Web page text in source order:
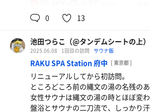
帰りは御殿場から山中湖経由で。
問。
バイク駐輪スペースが明確にないので
スに駐車。
ウッドデッキにちょっとした休憩で
り、なかなか素敵でした。
帰りはいつもの中央道渋滞に巻き込
ろでダラダラするんだ〜。
前回行った時にもらった割引券でちょ
サウナ（岩盤浴表裏）10分×3回
水風呂40秒×3回
外気浴×3回
黒湯と水風呂で温冷交代浴×2回
0 13
池田つらこ（@タンデムシートの上）
2025.06.08 1回目の訪問 サウナ飯
RAKU SPA Station 府中 [ 東京都 ]
リニューアルしてから初訪問。
ところどころ前の縄文の湯の名残のあ
女性サウナは縄文の湯の時とほぼ変
盤浴とサウナの二刀流で、しっかり